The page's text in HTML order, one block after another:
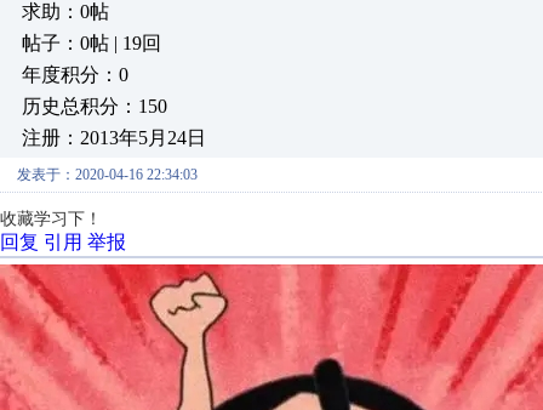
求助：0帖
帖子：0帖 | 19回
年度积分：0
历史总积分：150
注册：2013年5月24日
发表于：2020-04-16 22:34:03
收藏学习下！
回复 引用 举报